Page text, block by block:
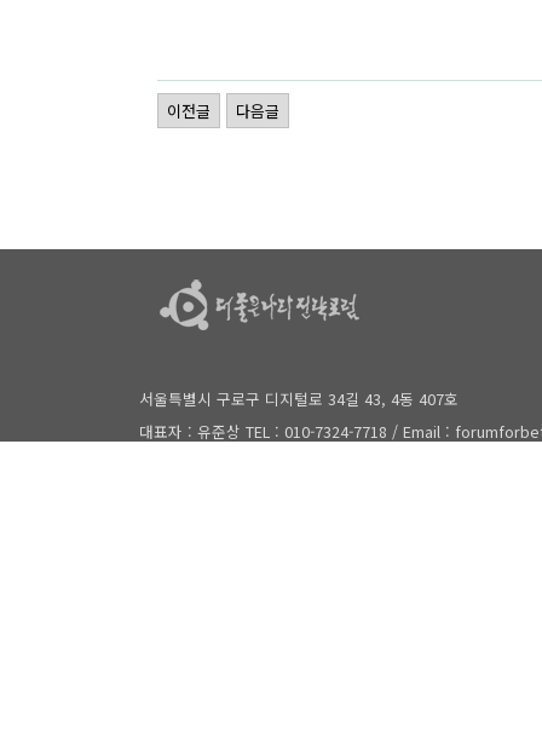
이전글 다음글
서울특별시 구로구 디지털로 34길 43, 4동 407호
대표자 : 유준상 TEL : 010-7324-7718 / Email :